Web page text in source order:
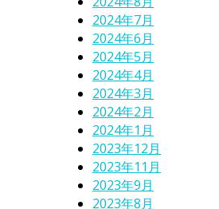
2024年7月
2024年6月
2024年5月
2024年4月
2024年3月
2024年2月
2024年1月
2023年12月
2023年11月
2023年9月
2023年8月